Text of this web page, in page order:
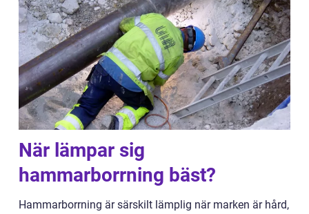
När lämpar sig
hammarborrning bäst?
Hammarborrning är särskilt lämplig när marken är hård,